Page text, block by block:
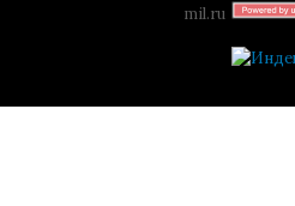
mil.ru